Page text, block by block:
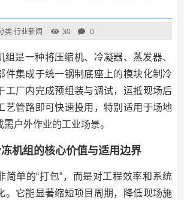
类:行业新闻 30 0
组是一种将压缩机、冷凝器、蒸发器、
件集成于统一钢制底座上的模块化制冷
工厂内完成预组装与调试，运抵现场后
艺管路即可快速投用，特别适用于场地
户外作业的工业场景。
机组的核心价值与适用边界
简单的“打包”，而是对工程效率和系统
。它能显著缩短项目周期，降低现场施